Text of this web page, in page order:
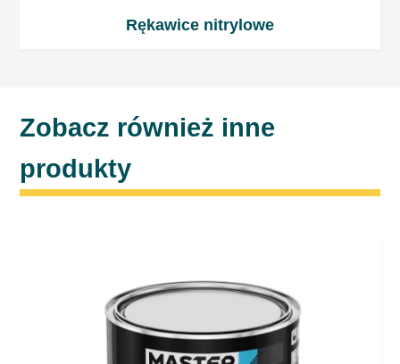
należy zawsze postępować zgodnie z
Rękawice nitrylowe
Zobacz również inne
produkty